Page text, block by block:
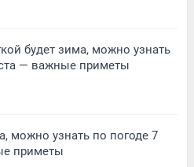
будет зима, можно узнать
— важные приметы
можно узнать по погоде 7
приметы